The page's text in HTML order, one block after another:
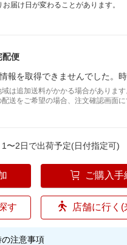
届け日が変わることがあります。
配便
情報を取得できませんでした。
は追加送料がかかる場合があります
送をご希望の場合、注文確認画面
1〜2日で出荷予定(日付指定可)
ご購入手
す 店舗に行く(
注意事項